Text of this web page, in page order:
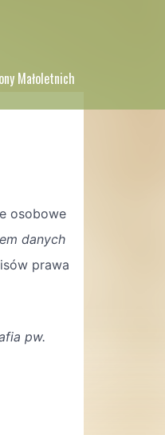
Małoletnich
osobowe
danych
prawa
pw.